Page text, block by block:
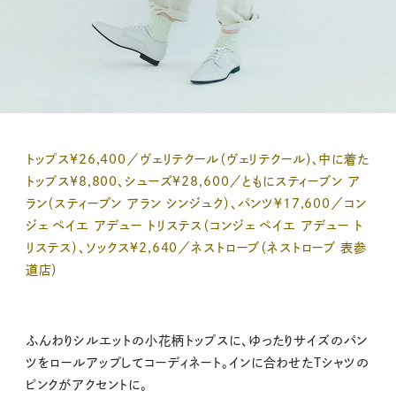
トップス¥26,400／ヴェリテクール（ヴェリテクール）、中に着た
トップス¥8,800、シューズ¥28,600／ともにスティーブン ア
ラン（スティーブン アラン シンジュク）、パンツ¥17,600／コン
ジェ ペイエ アデュー トリステス（コンジェ ペイエ アデュー ト
リステス）、ソックス¥2,640／ネストローブ（ネストローブ 表参
道店）
ふんわりシルエットの小花柄トップスに、ゆったりサイズのパン
ツをロールアップしてコーディネート。インに合わせたTシャツの
ピンクがアクセントに。